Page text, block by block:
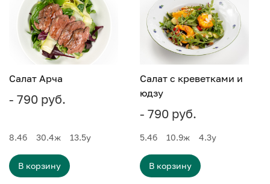
Салат Арча
- 790 руб.
8.4б 30.4ж 13.5у
В корзину
Салат с креветками и
юдзу
- 790 руб.
5.4б 10.9ж 4.3у
В корзину